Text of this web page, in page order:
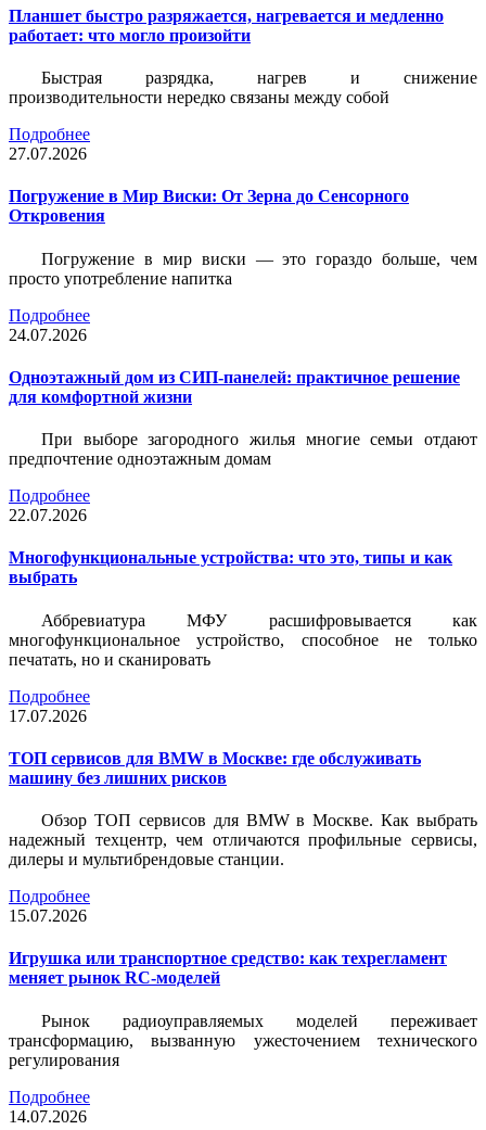
Планшет быстро разряжается, нагревается и медленно
работает: что могло произойти
Быстрая разрядка, нагрев и снижение
производительности нередко связаны между собой
Подробнее
27.07.2026
Погружение в Мир Виски: От Зерна до Сенсорного
Откровения
Погружение в мир виски — это гораздо больше, чем
просто употребление напитка
Подробнее
24.07.2026
Одноэтажный дом из СИП-панелей: практичное решение
для комфортной жизни
При выборе загородного жилья многие семьи отдают
предпочтение одноэтажным домам
Подробнее
22.07.2026
Многофункциональные устройства: что это, типы и как
выбрать
Аббревиатура МФУ расшифровывается как
многофункциональное устройство, способное не только
печатать, но и сканировать
Подробнее
17.07.2026
ТОП сервисов для BMW в Москве: где обслуживать
машину без лишних рисков
Обзор ТОП сервисов для BMW в Москве. Как выбрать
надежный техцентр, чем отличаются профильные сервисы,
дилеры и мультибрендовые станции.
Подробнее
15.07.2026
Игрушка или транспортное средство: как техрегламент
меняет рынок RC-моделей
Рынок радиоуправляемых моделей переживает
трансформацию, вызванную ужесточением технического
регулирования
Подробнее
14.07.2026